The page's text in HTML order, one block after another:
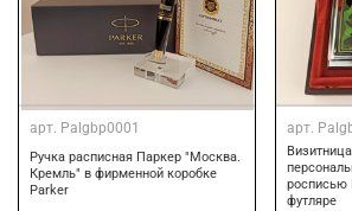
арт. Palgbp0001
Ручка расписная Паркер "Москва.
Кремль" в фирменной коробке
Parker
арт.
росписью
футляре